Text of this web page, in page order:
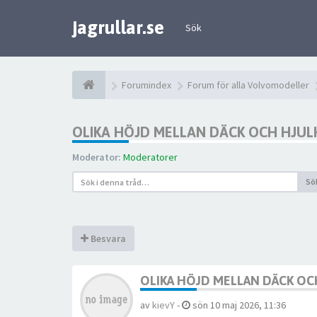
jagrullar.se Sök
Forumindex Forum för alla Volvomodeller
OLIKA HÖJD MELLAN DÄCK OCH
Moderator: Moderatorer
Besvara
OLIKA HÖJD MELLAN DÄCK
av kievY- sön 10 maj 2026, 11:36